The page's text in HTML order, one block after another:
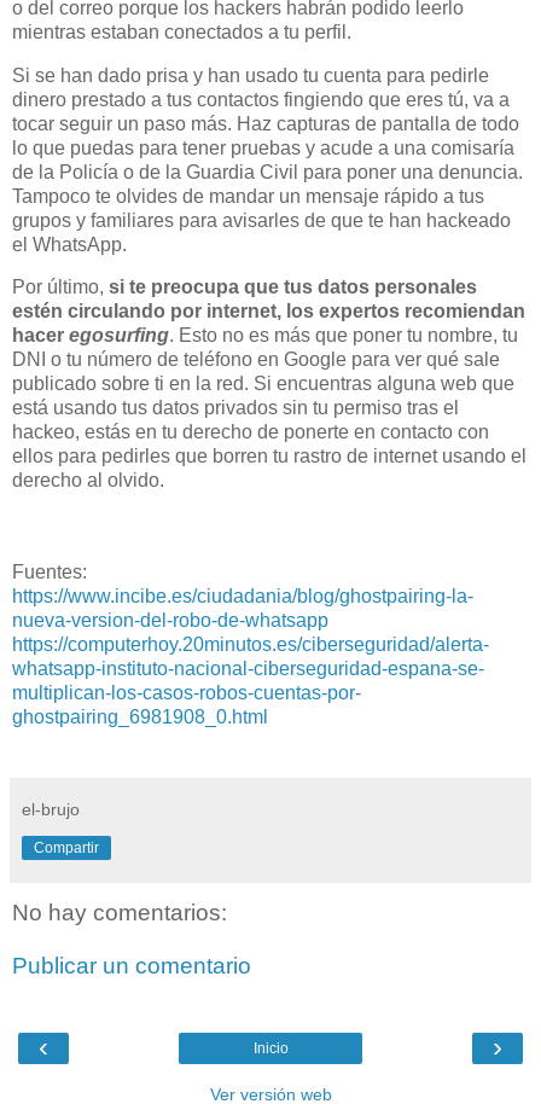
o del correo porque los hackers habrán podido leerlo
mientras estaban conectados a tu perfil.
Si se han dado prisa y han usado tu cuenta para pedirle
dinero prestado a tus contactos fingiendo que eres tú, va a
tocar seguir un paso más. Haz capturas de pantalla de todo
lo que puedas para tener pruebas y acude a una comisaría
de la Policía o de la Guardia Civil para poner una denuncia.
Tampoco te olvides de mandar un mensaje rápido a tus
grupos y familiares para avisarles de que te han hackeado
el WhatsApp.
Por último, si te preocupa que tus datos personales
estén circulando por internet, los expertos recomiendan
hacer egosurfing. Esto no es más que poner tu nombre, tu
DNI o tu número de teléfono en Google para ver qué sale
publicado sobre ti en la red. Si encuentras alguna web que
está usando tus datos privados sin tu permiso tras el
hackeo, estás en tu derecho de ponerte en contacto con
ellos para pedirles que borren tu rastro de internet usando el
derecho al olvido.
Fuentes:
https://www.incibe.es/ciudadania/blog/ghostpairing-la-
nueva-version-del-robo-de-whatsapp
https://computerhoy.20minutos.es/ciberseguridad/alerta-
whatsapp-instituto-nacional-ciberseguridad-espana-se-
multiplican-los-casos-robos-cuentas-por-
ghostpairing_6981908_0.html
el-brujo
Compartir
No hay comentarios:
Publicar un comentario
‹ ›
Inicio
Ver versión web